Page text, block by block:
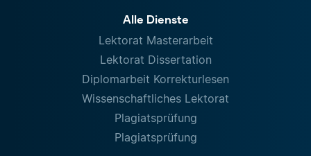
Alle Dienste
Lektorat Masterarbeit
Lektorat Dissertation
Diplomarbeit Korrekturlesen
Wissenschaftliches Lektorat
Plagiatsprüfung
Plagiatsprüfung